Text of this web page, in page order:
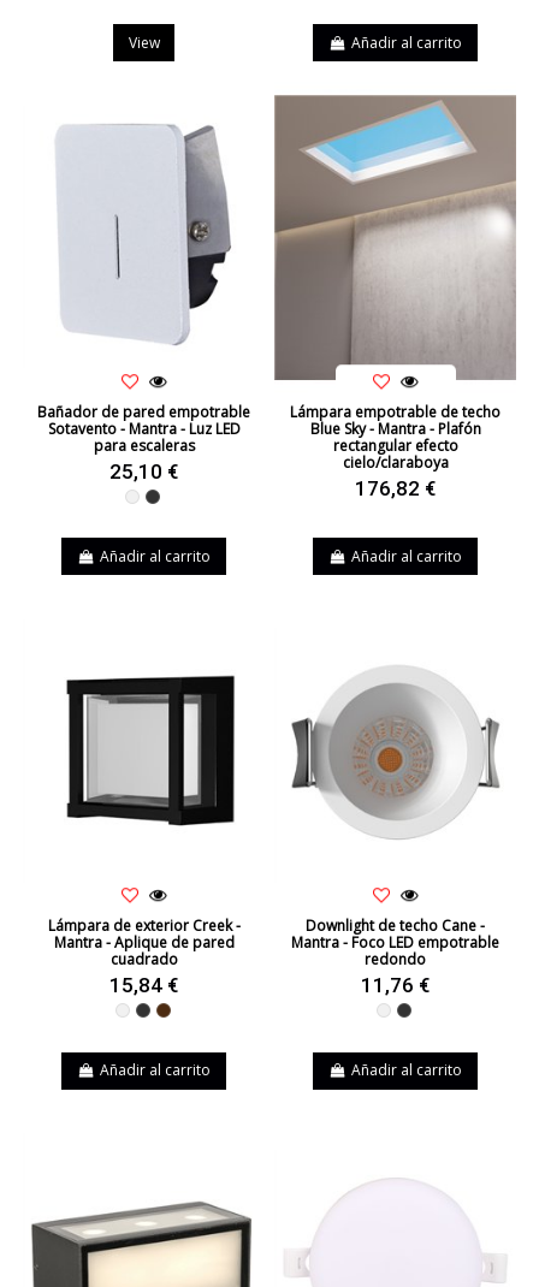
View Añadir al carrito
Bañador de pared empotrable
Sotavento - Mantra - Luz LED
para escaleras
25,10 €
BlancoNegro
Añadir al carrito
Lámpara empotrable de techo
Blue Sky - Mantra - Plafón
rectangular efecto
cielo/claraboya
176,82 €
Añadir al carrito
Lámpara de exterior Creek -
Mantra - Aplique de pared
cuadrado
15,84 €
Blanco
NegroMarrón
Añadir al carrito
Downlight de techo Cane -
Mantra - Foco LED empotrable
redondo
11,76 €
BlancoNegro
Añadir al carrito